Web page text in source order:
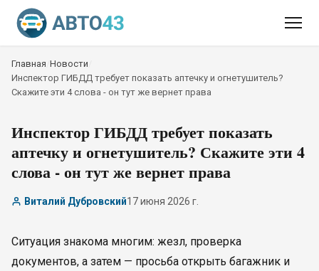
Главная Новости
Инспектор ГИБДД требует показать аптечку и огнетушитель?
Скажите эти 4 слова - он тут же вернет права
Инспектор ГИБДД требует показать
аптечку и огнетушитель? Скажите эти 4
слова - он тут же вернет права
Виталий Дубровский17 июня 2026 г.
Ситуация знакома многим: жезл, проверка
документов, а затем — просьба открыть багажник и